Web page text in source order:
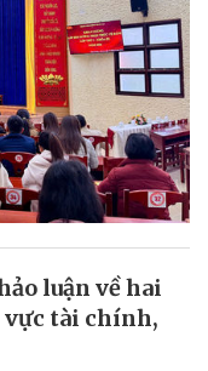
luận về hai
vực tài chính,